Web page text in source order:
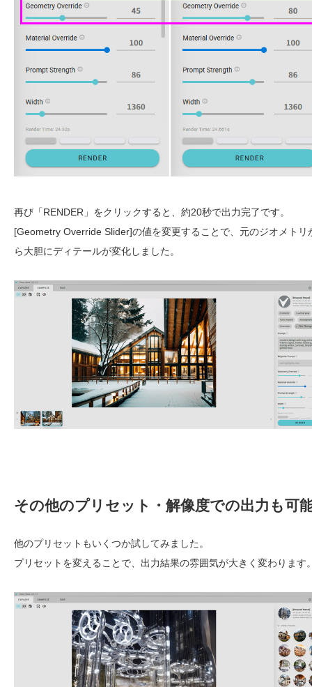
再び「RENDER」をクリックすると、約20秒で出力完了です。
[Geometry Override Slider]の値を変更することで、元のジオメトリ
ら大胆にディテールが変化しました。
その他のプリセット・解像度での出力も可
他のプリセットもいくつか試してみました。
プリセットを変えることで、出力結果の雰囲気が大きく変わります